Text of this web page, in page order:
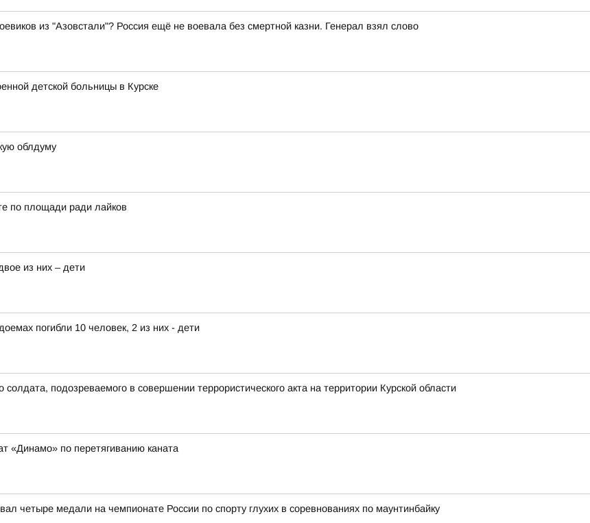
из "Азовстали"? Россия ещё не воевала без смертной казни. Генерал взял слово
детской больницы в Курске
облдуму
по площади ради лайков
из них – дети
погибли 10 человек, 2 из них - дети
подозреваемого в совершении террористического акта на территории Курской области
«Динамо» по перетягиванию каната
медали на чемпионате России по спорту глухих в соревнованиях по маунтинбайку